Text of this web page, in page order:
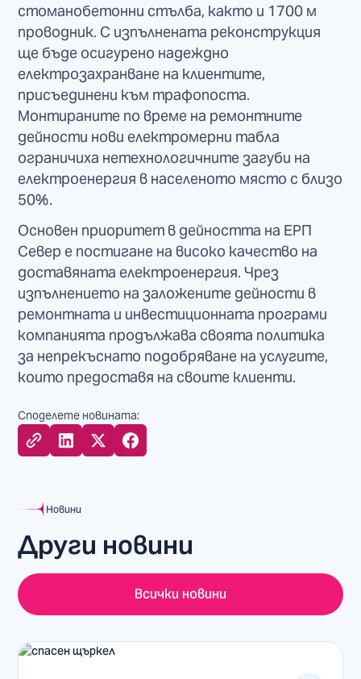
стоманобетонни стълба, както и 1700 м
проводник. С изпълнената реконструкция
ще бъде осигурено надеждно
електрозахранване на клиентите,
присъединени към трафопоста.
Монтираните по време на ремонтните
дейности нови електромерни табла
ограничиха нетехнологичните загуби на
електроенергия в населеното място с близо
50%.
Основен приоритет в дейността на ЕРП
Север е постигане на високо качество на
доставяната електроенергия. Чрез
изпълнението на заложените дейности в
ремонтната и инвестиционната програми
компанията продължава своята политика
за непрекъснато подобряване на услугите,
които предоставя на своите клиенти.
Споделете новината:
Новини
Други новини
Всички новини